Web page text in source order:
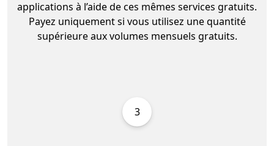
applications à l’aide de ces mêmes services gratuits.
Payez uniquement si vous utilisez une quantité
supérieure aux volumes mensuels gratuits.
3